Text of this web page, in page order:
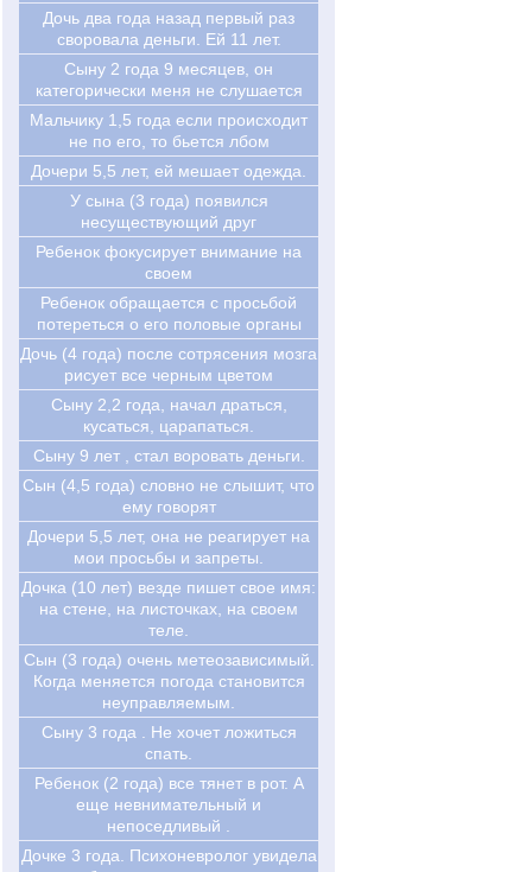
Дочь два года назад первый раз
своровала деньги. Ей 11 лет.
Cыну 2 года 9 месяцев, он
категорически меня не слушается
Мальчику 1,5 года если происходит
не по его, то бьется лбом
Дочери 5,5 лет, ей мешает одежда.
У сына (3 года) появился
несуществующий друг
Ребенок фокусирует внимание на
своем
Ребенок обращается с просьбой
потереться о его половые органы
Дочь (4 года) после сотрясения мозга
рисует все черным цветом
Сыну 2,2 года, начал драться,
кусаться, царапаться.
Сыну 9 лет , стал воровать деньги.
Сын (4,5 года) словно не слышит, что
ему говорят
Дочери 5,5 лет, она не реагирует на
мои просьбы и запреты.
Дочка (10 лет) везде пишет свое имя:
на стене, на листочках, на своем
теле.
Сын (3 года) очень метеозависимый.
Когда меняется погода становится
неуправляемым.
Сыну 3 года . Не хочет ложиться
спать.
Ребенок (2 года) все тянет в рот. А
еще невнимательный и
непоседливый .
Дочке 3 года. Психоневролог увидела